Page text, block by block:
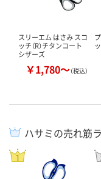
スリーエム はさみ スコ
ッチ（R）チタンコート
シザーズ
￥1,780～（税込）
ハサミの売れ筋